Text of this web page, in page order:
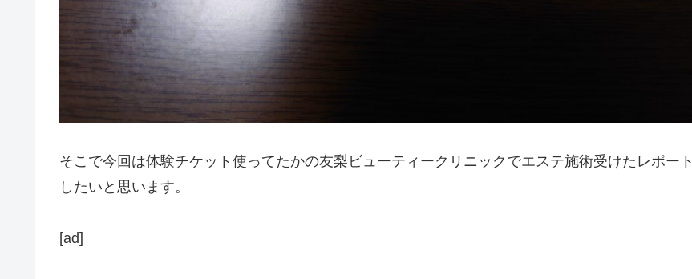
そこで今回は体験チケット使ってたかの友梨ビューティークリニックでエステ施術受けたレポート
したいと思います。
[ad]